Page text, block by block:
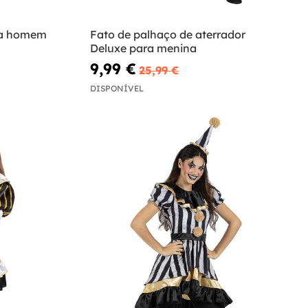
homem
Fato de palhaço de aterrador
Deluxe para menina
9,99 € 25,99 €
DISPONÍVEL